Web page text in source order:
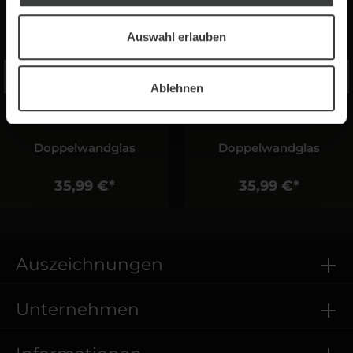
Auswahl erlauben
Ablehnen
Doppelwandglas
35,99 €*
Doppelwandglas
35,99 €*
Auszeichnungen
Unternehmen